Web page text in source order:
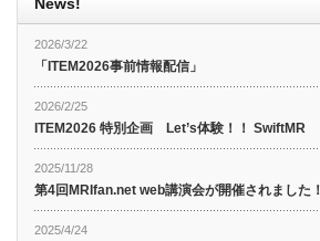
2026/3/22
「ITEM2026事前情報配信」
2026/2/25
ITEM2026 特別企画 Let’s体験！！ SwiftMR
2025/11/28
第4回MRIfan.net web講演会が開催されました！
2025/4/24